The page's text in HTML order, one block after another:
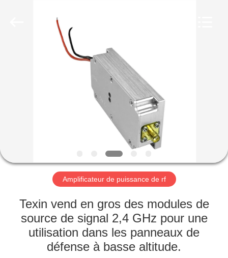
DE
NOUS
VISITE
D'USINE
CONTRÔLE
Amplificateur de puissance de rf
Texin vend en gros des modules de
source de signal 2,4 GHz pour une
utilisation dans les panneaux de
défense à basse altitude.